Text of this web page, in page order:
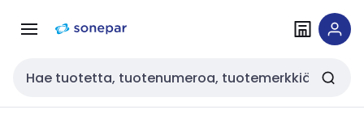
navigointiinsisältöön
Haku